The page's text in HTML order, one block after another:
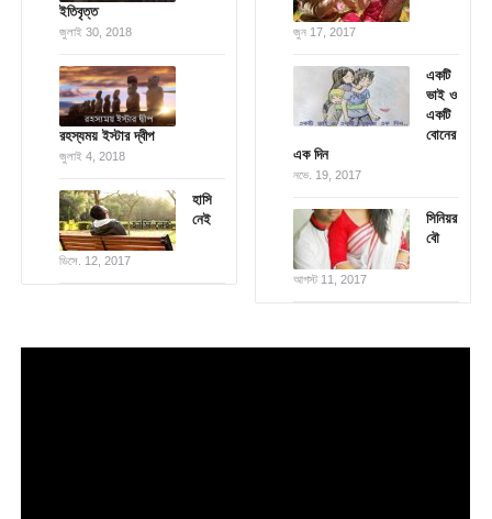
ইতিবৃত্ত
জুলাই 30, 2018
রহস্যময় ইস্টার দ্বীপ
জুলাই 4, 2018
হাসি
নেই
ডিসে. 12, 2017
জুন 17, 2017
একটি
ভাই ও
একটি
বোনের
এক দিন
নভে. 19, 2017
সিনিয়র
বৌ
আগস্ট 11, 2017